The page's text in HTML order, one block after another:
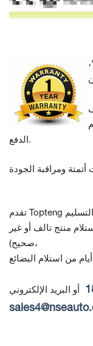
100%،
الدفع.
منتج تالف أو غير
صحيح)،
أو البريد الإلكتروني